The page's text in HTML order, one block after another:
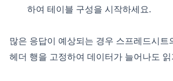
하여 테이블 구성을 시작하세요.
많은 응답이 예상되는 경우 스프레드시트
헤더 행을 고정하여 데이터가 늘어나도